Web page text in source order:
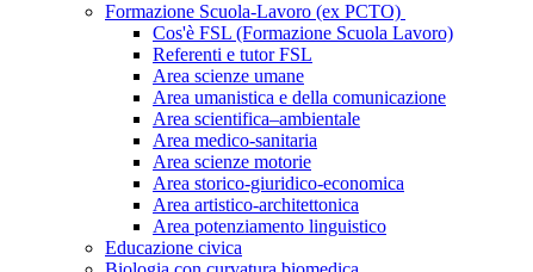
Formazione Scuola-Lavoro (ex PCTO)
Cos'è FSL (Formazione Scuola Lavoro)
Referenti e tutor FSL
Area scienze umane
Area umanistica e della comunicazione
Area scientifica–ambientale
Area medico-sanitaria
Area scienze motorie
Area storico-giuridico-economica
Area artistico-architettonica
Area potenziamento linguistico
Educazione civica